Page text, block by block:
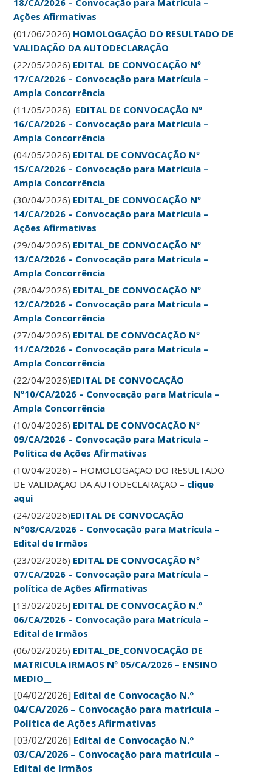
18/CA/2026 – Convocação para Matrícula –
Ações Afirmativas
(01/06/2026) HOMOLOGAÇÃO DO RESULTADO DE
VALIDAÇÃO DA AUTODECLARAÇÃO
(22/05/2026) EDITAL_DE CONVOCAÇÃO Nº
17/CA/2026 – Convocação para Matrícula –
Ampla Concorrência
(11/05/2026) EDITAL DE CONVOCAÇÃO Nº
16/CA/2026 – Convocação para Matrícula –
Ampla Concorrência
(04/05/2026) EDITAL DE CONVOCAÇÃO Nº
15/CA/2026 – Convocação para Matrícula –
Ampla Concorrência
(30/04/2026) EDITAL_DE CONVOCAÇÃO Nº
14/CA/2026 – Convocação para Matrícula –
Ações Afirmativas
(29/04/2026) EDITAL_DE CONVOCAÇÃO Nº
13/CA/2026 – Convocação para Matrícula –
Ampla Concorrência
(28/04/2026) EDITAL_DE CONVOCAÇÃO Nº
12/CA/2026 – Convocação para Matrícula –
Ampla Concorrência
(27/04/2026) EDITAL DE CONVOCAÇÃO Nº
11/CA/2026 – Convocação para Matrícula –
Ampla Concorrência
(22/04/2026)EDITAL DE CONVOCAÇÃO
Nº10/CA/2026 – Convocação para Matrícula –
Ampla Concorrência
(10/04/2026) EDITAL DE CONVOCAÇÃO Nº
09/CA/2026 – Convocação para Matrícula –
Política de Ações Afirmativas
(10/04/2026) – HOMOLOGAÇÃO DO RESULTADO
DE VALIDAÇÃO DA AUTODECLARAÇÃO – clique
aqui
(24/02/2026)EDITAL DE CONVOCAÇÃO
Nº08/CA/2026 – Convocação para Matrícula –
Edital de Irmãos
(23/02/2026) EDITAL DE CONVOCAÇÃO Nº
07/CA/2026 – Convocação para Matrícula –
política de Ações Afirmativas
[13/02/2026] EDITAL DE CONVOCAÇÃO N.º
06/CA/2026 – Convocação para Matrícula –
Edital de Irmãos
(06/02/2026) EDITAL_DE_CONVOCAÇÃO DE
MATRICULA IRMAOS Nº 05/CA/2026 – ENSINO
MEDIO__
[04/02/2026] Edital de Convocação N.º
04/CA/2026 – Convocação para matrícula –
Política de Ações Afirmativas
[03/02/2026] Edital de Convocação N.º
03/CA/2026 – Convocação para matrícula –
Edital de Irmãos